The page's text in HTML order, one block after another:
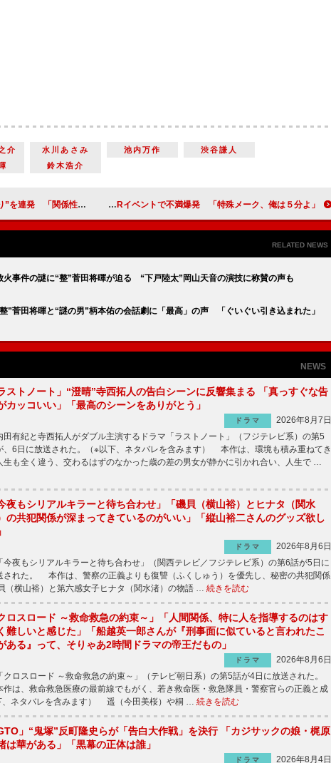
介 水川あさみ 池内万作
渋谷謙人
鈴木浩介
終止符を打ったはずなのに…」 ミキ昴生、映画PRイベントで不満爆発 「特殊メーク、俺は５分よ」
RELATED NEWS
火事件の謎に“整”菅田将暉が迫る “下戸陸太”岡山天音の演技に称賛の声も
”菅田将暉と“謎の男”柄本佑の会話劇に「最高」の声 「ぐいぐい引き込まれた」
NEWS
ラストノート」“澄晴”寺西拓人の告白シーンに反響集まる 「真っすぐな告
カッコいい」「最高のシーンをありがとう」
ドラマ
2026年8月7日
有紀と寺西拓人がダブル主演するドラマ「ラストノート」（フジテレビ系）の第5
、6日に放送された。（※以下、ネタバレを含みます） 本作は、環境も積み重ねてき
生も全く違う、交わるはずのなかった歳の差の男女が静かに引かれ合い、人生で …
今夜もシリアルキラーと待ち合わせ」「磯貝（横山裕）とヒナタ（関水
の共犯関係が深まってきているのがいい」「縦山裕二さんのグッズ欲し
ドラマ
2026年8月6日
夜もシリアルキラーと待ち合わせ」（関西テレビ／フジテレビ系）の第6話が5日に
された。 本作は、警察の正義よりも復讐（ふくしゅう）を優先し、秘密の共犯関係
（横山裕）と第六感女子ヒナタ（関水渚）の物語 … 続きを読む
クロスロード ～救命救急の約束～」「人間関係、特に人を指導するのはす
難しいと感じた」「船越英一郎さんが『刑事面に似ていると言われたこ
ある』って、そりゃあ2時間ドラマの帝王だもの」
ドラマ
2026年8月6日
ロスロード ～救命救急の約束～」（テレビ朝日系）の第5話が4日に放送された。
は、救命救急医療の最前線でもがく、若き救命医・救急隊員・警察官らの正義と成
、ネタバレを含みます） 遥（今田美桜）や桐 … 続きを読む
GTO」“鬼塚”反町隆史らが「告白大作戦」を決行 「カジサックの娘・梶原
は華がある」「黒幕の正体は誰」
ドラマ 2026年8月4日